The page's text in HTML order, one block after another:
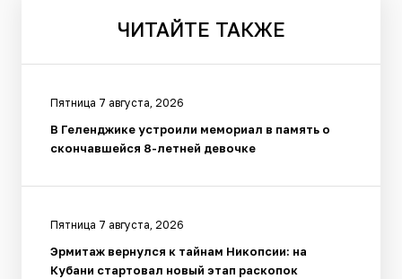
ЧИТАЙТЕ ТАКЖЕ
Пятница 7 августа, 2026
В Геленджике устроили мемориал в память о
скончавшейся 8-летней девочке
Пятница 7 августа, 2026
Эрмитаж вернулся к тайнам Никопсии: на
Кубани стартовал новый этап раскопок